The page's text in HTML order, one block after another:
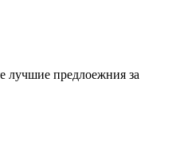
лучшие предлоежния за